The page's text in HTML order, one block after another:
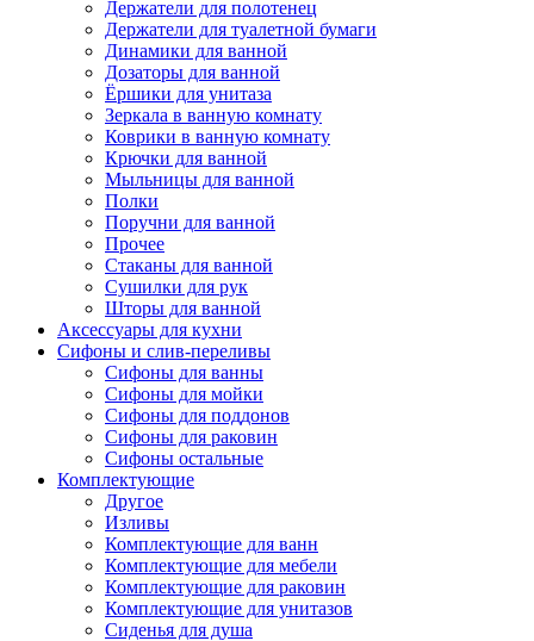
Держатели для полотенец
Держатели для туалетной бумаги
Динамики для ванной
Дозаторы для ванной
Ёршики для унитаза
Зеркала в ванную комнату
Коврики в ванную комнату
Крючки для ванной
Мыльницы для ванной
Полки
Поручни для ванной
Прочее
Стаканы для ванной
Сушилки для рук
Шторы для ванной
Аксессуары для кухни
Сифоны и слив-переливы
Сифоны для ванны
Сифоны для мойки
Сифоны для поддонов
Сифоны для раковин
Сифоны остальные
Комплектующие
Другое
Изливы
Комплектующие для ванн
Комплектующие для мебели
Комплектующие для раковин
Комплектующие для унитазов
Сиденья для душа